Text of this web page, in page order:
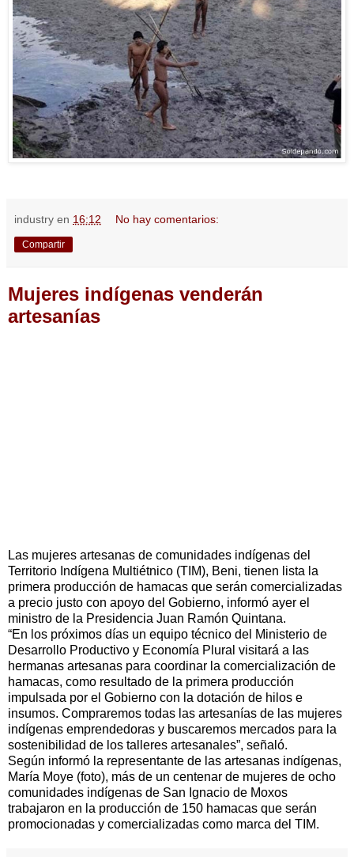
industry en 16:12 No hay comentarios:
Compartir
Mujeres indígenas venderán
artesanías
Las mujeres artesanas de comunidades indígenas del
Territorio Indígena Multiétnico (TIM), Beni, tienen lista la
primera producción de hamacas que serán comercializadas
a precio justo con apoyo del Gobierno, informó ayer el
ministro de la Presidencia Juan Ramón Quintana.
“En los próximos días un equipo técnico del Ministerio de
Desarrollo Productivo y Economía Plural visitará a las
hermanas artesanas para coordinar la comercialización de
hamacas, como resultado de la primera producción
impulsada por el Gobierno con la dotación de hilos e
insumos. Compraremos todas las artesanías de las mujeres
indígenas emprendedoras y buscaremos mercados para la
sostenibilidad de los talleres artesanales”, señaló.
Según informó la representante de las artesanas indígenas,
María Moye (foto), más de un centenar de mujeres de ocho
comunidades indígenas de San Ignacio de Moxos
trabajaron en la producción de 150 hamacas que serán
promocionadas y comercializadas como marca del TIM.